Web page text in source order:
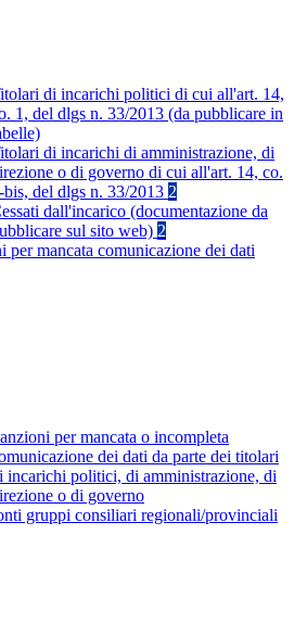
di incarichi politici di cui all'art. 14,
1, del dlgs n. 33/2013 (da pubblicare in
di incarichi di amministrazione, di
o di governo di cui all'art. 14, co.
bis, del dlgs n. 33/2013 2
dall'incarico (documentazione da
sul sito web) 2
per mancata comunicazione dei dati
per mancata o incompleta
dei dati da parte dei titolari
incarichi politici, di amministrazione, di
o di governo
gruppi consiliari regionali/provinciali